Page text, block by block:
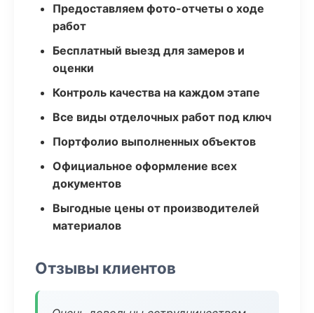
Предоставляем фото-отчеты о ходе
работ
Бесплатный выезд для замеров и
оценки
Контроль качества на каждом этапе
Все виды отделочных работ под ключ
Портфолио выполненных объектов
Официальное оформление всех
документов
Выгодные цены от производителей
материалов
Отзывы клиентов